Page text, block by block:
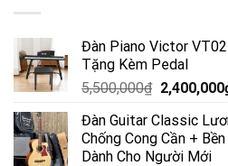
Đàn Piano Victor
Tặng Kèm Pedal
5,500,000₫ 2,400,000
Đàn Guitar Classic
Chống Cong Cần +
Dành Cho Người Mới